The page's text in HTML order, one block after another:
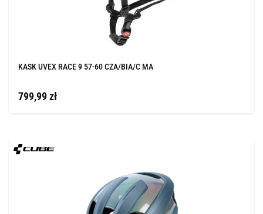
KASK UVEX RACE 9 57-60 CZA/BIA/C MA
799,99 zł